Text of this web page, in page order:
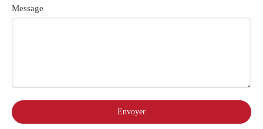
Message
Envoyer